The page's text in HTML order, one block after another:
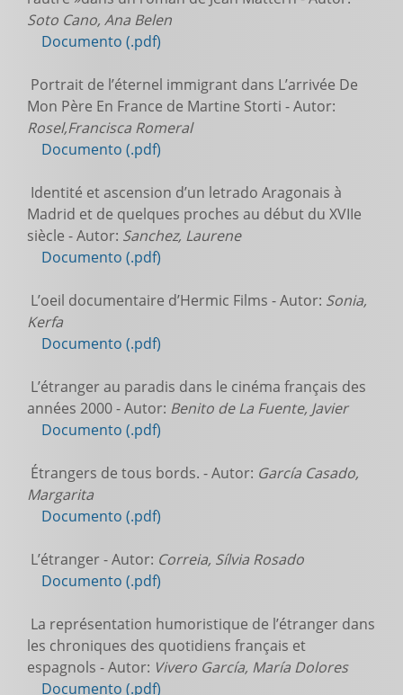
Soto Cano, Ana Belen
Documento (.pdf)
Portrait de l’éternel immigrant dans L’arrivée De
Mon Père En France de Martine Storti - Autor:
Rosel,Francisca Romeral
Documento (.pdf)
Identité et ascension d’un letrado Aragonais à
Madrid et de quelques proches au début du XVIIe
siècle - Autor: Sanchez, Laurene
Documento (.pdf)
L’oeil documentaire d’Hermic Films - Autor: Sonia,
Kerfa
Documento (.pdf)
L’étranger au paradis dans le cinéma français des
années 2000 - Autor: Benito de La Fuente, Javier
Documento (.pdf)
Étrangers de tous bords. - Autor: García Casado,
Margarita
Documento (.pdf)
L’étranger - Autor: Correia, Sílvia Rosado
Documento (.pdf)
La représentation humoristique de l’étranger dans
les chroniques des quotidiens français et
espagnols - Autor: Vivero García, María Dolores
Documento (.pdf)